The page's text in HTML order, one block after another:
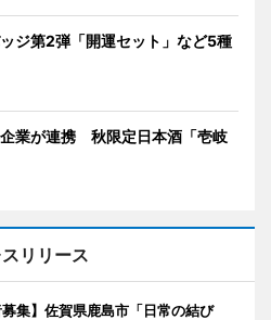
ジ第2弾「開運セット」など5種
業が連携 秋限定日本酒「壱岐
リリース
募集】佐賀県鹿島市「日常の結び